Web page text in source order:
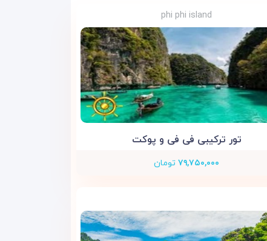
phi phi island
تور ترکیبی فی فی و پوکت
۷۹,۷۵۰,۰۰۰ تومان